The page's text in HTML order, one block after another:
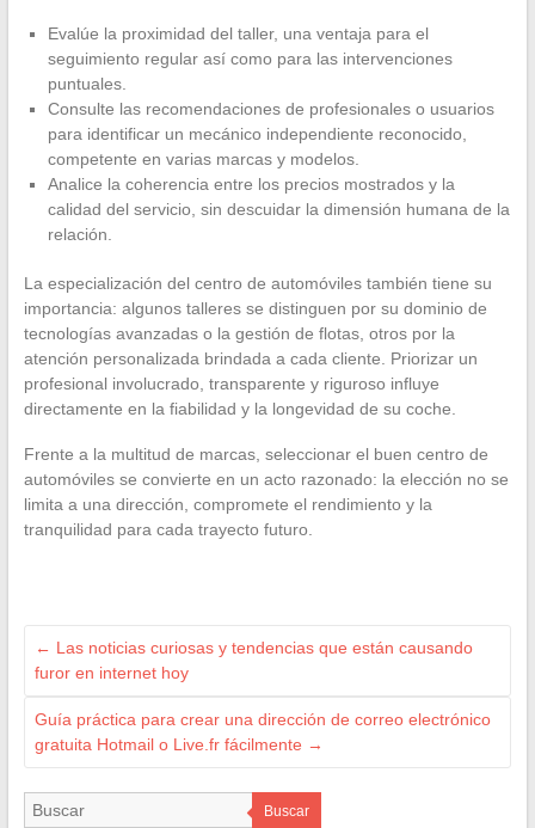
Evalúe la proximidad del taller, una ventaja para el
seguimiento regular así como para las intervenciones
puntuales.
Consulte las recomendaciones de profesionales o usuarios
para identificar un mecánico independiente reconocido,
competente en varias marcas y modelos.
Analice la coherencia entre los precios mostrados y la
calidad del servicio, sin descuidar la dimensión humana de la
relación.
La especialización del centro de automóviles también tiene su
importancia: algunos talleres se distinguen por su dominio de
tecnologías avanzadas o la gestión de flotas, otros por la
atención personalizada brindada a cada cliente. Priorizar un
profesional involucrado, transparente y riguroso influye
directamente en la fiabilidad y la longevidad de su coche.
Frente a la multitud de marcas, seleccionar el buen centro de
automóviles se convierte en un acto razonado: la elección no se
limita a una dirección, compromete el rendimiento y la
tranquilidad para cada trayecto futuro.
← Las noticias curiosas y tendencias que están causando
furor en internet hoy
Guía práctica para crear una dirección de correo electrónico
gratuita Hotmail o Live.fr fácilmente →
Buscar